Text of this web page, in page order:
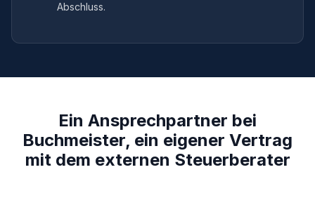
Abschluss.
Ein Ansprechpartner bei
Buchmeister, ein eigener Vertrag
mit dem externen Steuerberater